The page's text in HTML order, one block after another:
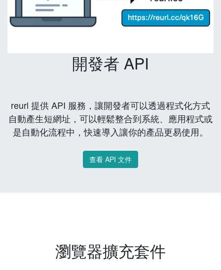
開發者 API
reurl 提供 API 服務，讓開發者可以透過程式化方式
自動產生短網址，可以輕鬆整合到系統、應用程式或
是自動化流程中，快速導入讓你的產品更易使用。
查看 API 文件
瀏覽器擴充套件